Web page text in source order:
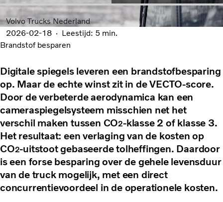
Volvo Trucks Nederland
2026-02-18
Leestijd: 5 min.
Brandstof besparen
Digitale spiegels leveren een brandstofbesparing
op. Maar de echte winst zit in de VECTO-score.
Door de verbeterde aerodynamica kan een
cameraspiegelsysteem misschien net het
verschil maken tussen CO2-klasse 2 of klasse 3.
Het resultaat: een verlaging van de kosten op
CO2-uitstoot gebaseerde tolheffingen. Daardoor
is een forse besparing over de gehele levensduur
van de truck mogelijk, met een direct
concurrentievoordeel in de operationele kosten.